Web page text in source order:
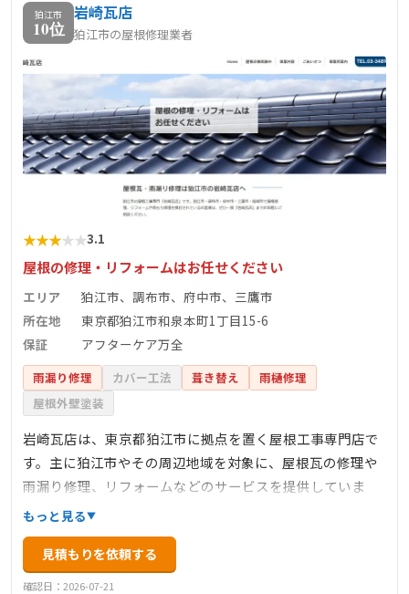
柔軟な対応が特徴です。
狛江市
10位
岩崎瓦店
狛江市の屋根修理業者
★★★★★3.1
屋根の修理・リフォームはお任せください
エリア
狛江市、調布市、府中市、三鷹市
所在地
東京都狛江市和泉本町1丁目15-6
保証
アフターケア万全
雨漏り修理 カバー工法 葺き替え
雨樋修理
屋根外壁塗装
岩崎瓦店は、東京都狛江市に拠点を置く屋根工事専門店で
す。主に狛江市やその周辺地域を対象に、屋根瓦の修理や
雨漏り修理、リフォームなどのサービスを提供していま
す。お客様のご予算やご要望に応じて、適切なアドバイス
やプランを提案し、無理のない施工を心掛けています。見
積もりや相談は無料で、アフターケアも万全です。屋根に
関するお悩みや不安がある方は、ぜひ岩崎瓦店にご相談く
もっと見る
見積もりを依頼する
確認日：2026-07-21